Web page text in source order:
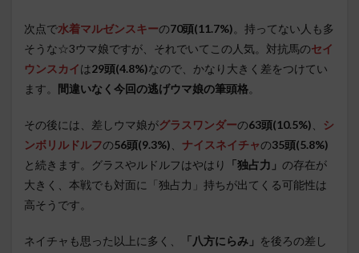
次点で水着マルゼンスキーの70頭(11.7%)。持ってない人も多
そうな☆3ウマ娘ですが、それでいてこの人気。対抗馬のセイ
ウンスカイは29頭(4.8%)なので、かなり大きく差をつけてい
ます。 間違いなく今回の逃げウマ娘の筆頭格。
その後には、差しウマ娘がグラスワンダーの63頭(10.5%)
シ
ンボリルドルフの56頭(9.3%) ナイスネイチャの35頭(5.8%)
と続きます。グラスやルドルフはやはり
「独占力」 の存在が
大きく、本戦でも対面に「独占力」持ちが出てくる可能性は
高そうです。
ネイチャも思った以上に多く、 「八方にらみ」 を後ろの差し